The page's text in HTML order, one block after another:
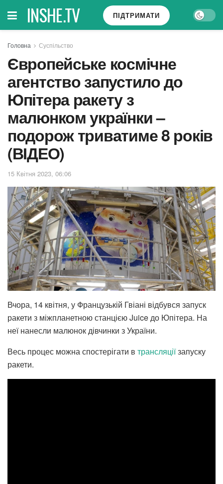
INSHE.TV ПІДТРИМАТИ
Головна Суспільство
Європейське космічне
агентство запустило до
Юпітера ракету з
малюнком українки –
подорож триватиме 8 років
(ВІДЕО)
15 Квітня 2023, 06:06
Вчора, 14 квітня, у Французькій Гвіані відбувся запуск
ракети з міжпланетною станцією Juice до Юпітера. На
неї нанесли малюнок дівчинки з України.
Весь процес можна спостерігати в трансляціїзапуску
ракети.